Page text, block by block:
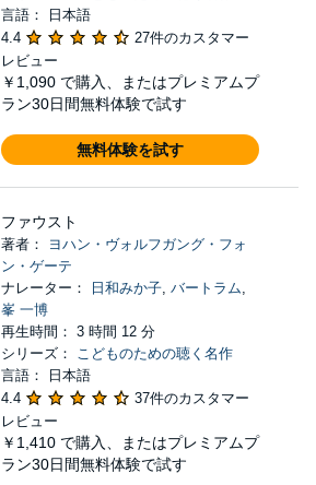
言語： 日本語
4.4
27件のカスタマー
レビュー
￥1,090 で購入、またはプレミアムプ
ラン30日間無料体験で試す
無料体験を試す
ファウスト
著者：
ヨハン・ヴォルフガング・フォ
ン・ゲーテ
ナレーター：
日和みか子, バートラム,
峯 一博
再生時間： 3 時間 12 分
シリーズ： こどものための聴く名作
言語： 日本語
4.4
37件のカスタマー
レビュー
￥1,410 で購入、またはプレミアムプ
ラン30日間無料体験で試す